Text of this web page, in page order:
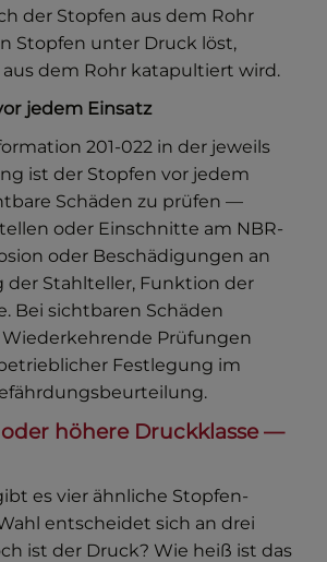
der Stopfen aus dem Rohr
Stopfen unter Druck löst,
aus dem Rohr katapultiert wird.
jedem Einsatz
201-022 in der jeweils
ist der Stopfen vor jedem
Schäden zu prüfen —
oder Einschnitte am NBR-
oder Beschädigungen an
der Stahlteller, Funktion der
Bei sichtbaren Schäden
Wiederkehrende Prüfungen
Festlegung im
oder höhere Druckklasse —
es vier ähnliche Stopfen-
entscheidet sich an drei
ist der Druck? Wie heiß ist das